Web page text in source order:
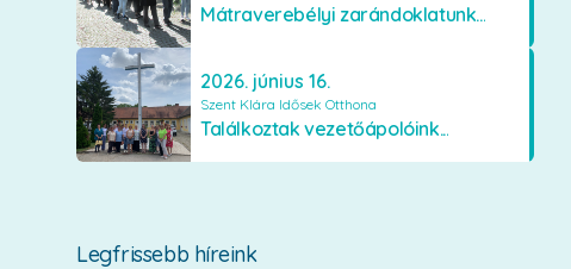
Mátraverebélyi zarándoklatunk...
2026. június 16.
Szent Klára Idősek Otthona
Találkoztak vezetőápolóink...
Legfrissebb híreink